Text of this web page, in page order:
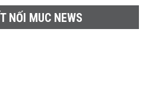
NỐI MUC NEWS